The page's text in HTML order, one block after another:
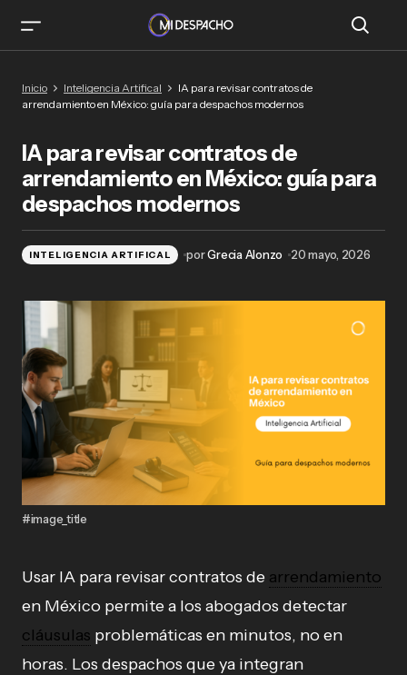
México: guía para despachos modernos
Inicio Inteligencia Artifical
IA para revisar contratos de
arrendamiento en México: guía para despachos modernos
IA para revisar contratos de
arrendamiento en México: guía para
despachos modernos
INTELIGENCIA ARTIFICAL porGrecia Alonzo 20 mayo, 2026
#image_title
Usar IA para revisar contratos de arrendamiento
en México permite a los abogados detectar
cláusulas problemáticas en minutos, no en
horas. Los despachos que ya integran